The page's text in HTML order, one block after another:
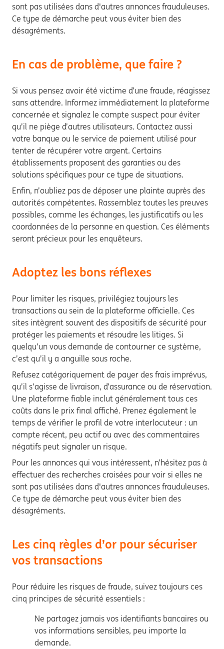
sont pas utilisées dans d'autres annonces frauduleuses.
Ce type de démarche peut vous éviter bien des
désagréments.
En cas de problème, que faire ?
Si vous pensez avoir été victime d’une fraude, réagissez
sans attendre. Informez immédiatement la plateforme
concernée et signalez le compte suspect pour éviter
qu’il ne piège d’autres utilisateurs. Contactez aussi
votre banque ou le service de paiement utilisé pour
tenter de récupérer votre argent. Certains
établissements proposent des garanties ou des
solutions spécifiques pour ce type de situations.
Enfin, n’oubliez pas de déposer une plainte auprès des
autorités compétentes. Rassemblez toutes les preuves
possibles, comme les échanges, les justificatifs ou les
coordonnées de la personne en question. Ces éléments
seront précieux pour les enquêteurs.
Adoptez les bons réflexes
Pour limiter les risques, privilégiez toujours les
transactions au sein de la plateforme officielle. Ces
sites intègrent souvent des dispositifs de sécurité pour
protéger les paiements et résoudre les litiges. Si
quelqu’un vous demande de contourner ce système,
c’est qu’il y a anguille sous roche.
Refusez catégoriquement de payer des frais imprévus,
qu’il s’agisse de livraison, d’assurance ou de réservation.
Une plateforme fiable inclut généralement tous ces
coûts dans le prix final affiché. Prenez également le
temps de vérifier le profil de votre interlocuteur : un
compte récent, peu actif ou avec des commentaires
négatifs peut signaler un risque.
Pour les annonces qui vous intéressent, n’hésitez pas à
effectuer des recherches croisées pour voir si elles ne
sont pas utilisées dans d'autres annonces frauduleuses.
Ce type de démarche peut vous éviter bien des
désagréments.
Les cinq règles d’or pour sécuriser
vos transactions
Pour réduire les risques de fraude, suivez toujours ces
cinq principes de sécurité essentiels :
Ne partagez jamais vos identifiants bancaires ou
vos informations sensibles, peu importe la
demande.